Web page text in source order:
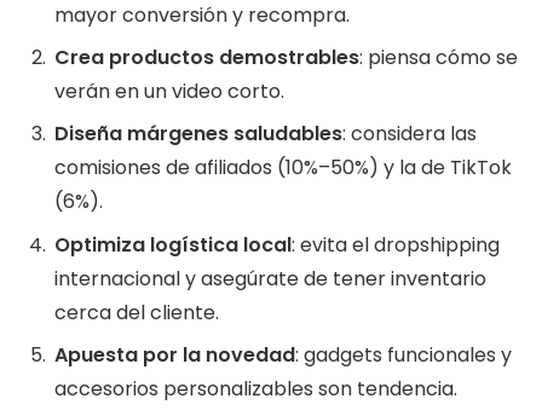
mayor conversión y recompra.
Crea productos demostrables: piensa cómo se
verán en un video corto.
Diseña márgenes saludables: considera las
comisiones de afiliados (10%–50%) y la de TikTok
(6%).
Optimiza logística local: evita el dropshipping
internacional y asegúrate de tener inventario
cerca del cliente.
Apuesta por la novedad: gadgets funcionales y
accesorios personalizables son tendencia.